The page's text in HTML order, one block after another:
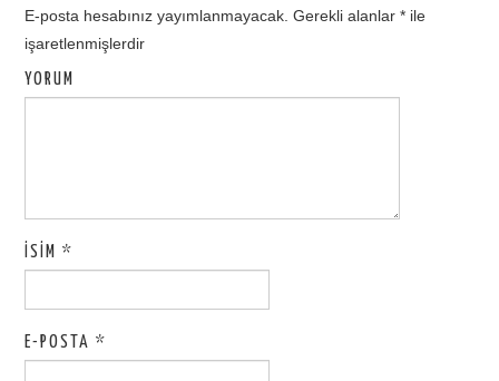
E-posta hesabınız yayımlanmayacak. Gerekli alanlar* ile
işaretlenmişlerdir
YORUM
İSIM*
E-POSTA*